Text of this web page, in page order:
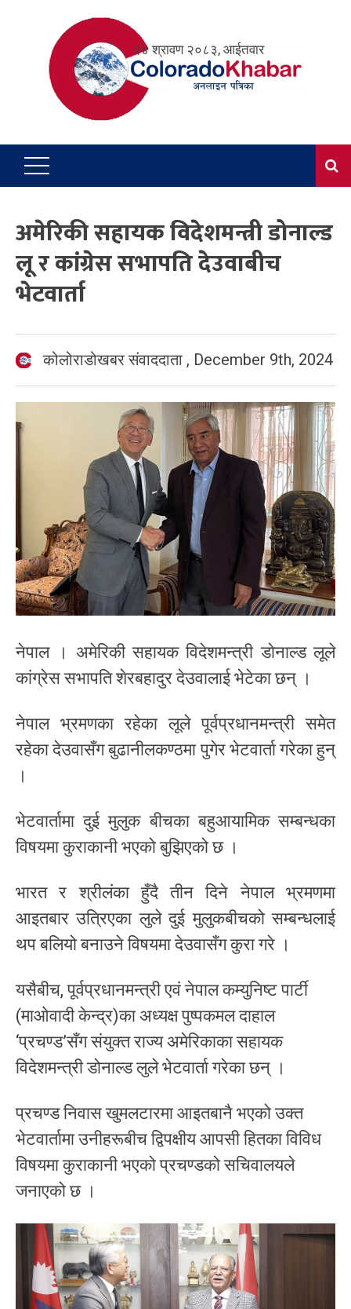
२४ श्रावण २०८३, आईतवार
अमेरिकी सहायक विदेशमन्त्री डोनाल्ड
लू र कांग्रेस सभापति देउवाबीच
भेटवार्ता
कोलोराडोखबर संवाददाता , December 9th, 2024
नेपाल । अमेरिकी सहायक विदेशमन्त्री डोनाल्ड लूले
कांग्रेस सभापति शेरबहादुर देउवालाई भेटेका छन् ।
नेपाल भ्रमणका रहेका लूले पूर्वप्रधानमन्त्री समेत
रहेका देउवासँग बुढानीलकण्ठमा पुगेर भेटवार्ता गरेका हुन्
।
भेटवार्तामा दुई मुलुक बीचका बहुआयामिक सम्बन्धका
विषयमा कुराकानी भएको बुझिएको छ ।
भारत र श्रीलंका हुँदै तीन दिने नेपाल भ्रमणमा
आइतबार उत्रिएका लुले दुई मुलुकबीचको सम्बन्धलाई
थप बलियो बनाउने विषयमा देउवासँग कुरा गरे ।
यसैबीच, पूर्वप्रधानमन्त्री एवं नेपाल कम्युनिष्ट पार्टी
(माओवादी केन्द्र)का अध्यक्ष पुष्पकमल दाहाल
‘प्रचण्ड’सँग संयुक्त राज्य अमेरिकाका सहायक
विदेशमन्त्री डोनाल्ड लुले भेटवार्ता गरेका छन् ।
प्रचण्ड निवास खुमलटारमा आइतबानै भएको उक्त
भेटवार्तामा उनीहरूबीच द्विपक्षीय आपसी हितका विविध
विषयमा कुराकानी भएको प्रचण्डको सचिवालयले
जनाएको छ ।